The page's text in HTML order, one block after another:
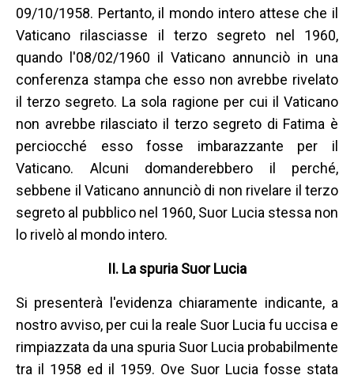
09/10/1958. Pertanto, il mondo intero attese che il
Vaticano rilasciasse il terzo segreto nel 1960,
quando l'08/02/1960 il Vaticano annunciò in una
conferenza stampa che esso non avrebbe rivelato
il terzo segreto. La sola ragione per cui il Vaticano
non avrebbe rilasciato il terzo segreto di Fatima è
perciocché esso fosse imbarazzante per il
Vaticano. Alcuni domanderebbero il perché,
sebbene il Vaticano annunciò di non rivelare il terzo
segreto al pubblico nel 1960, Suor Lucia stessa non
lo rivelò al mondo intero.
II. La spuria Suor Lucia
Si presenterà l'evidenza chiaramente indicante, a
nostro avviso, per cui la reale Suor Lucia fu uccisa e
rimpiazzata da una spuria Suor Lucia probabilmente
tra il 1958 ed il 1959. Ove Suor Lucia fosse stata